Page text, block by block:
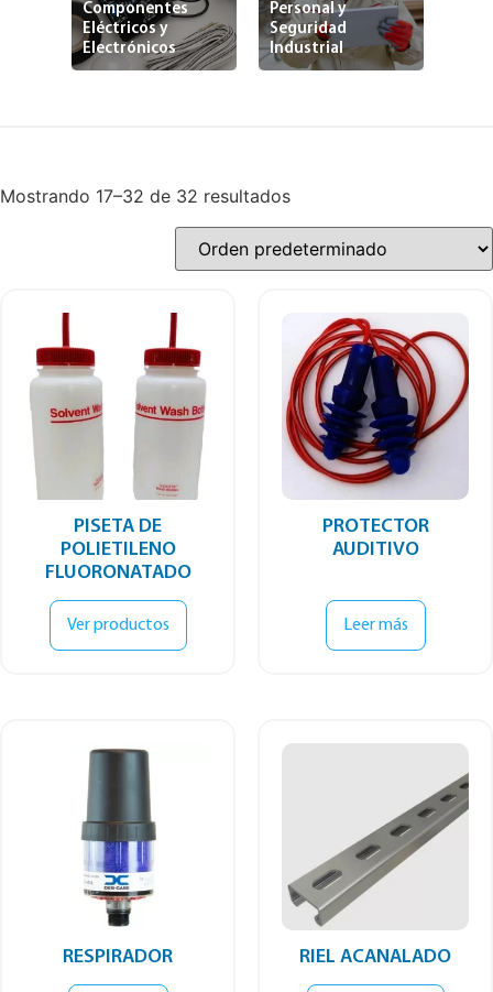
Componentes
Eléctricos y
Electrónicos
Personal y
Seguridad
Industrial
Mostrando 17–32 de 32 resultados
PISETA DE
POLIETILENO
FLUORONATADO
Ver productos
PROTECTOR
AUDITIVO
Leer más
RESPIRADOR RIEL ACANALADO